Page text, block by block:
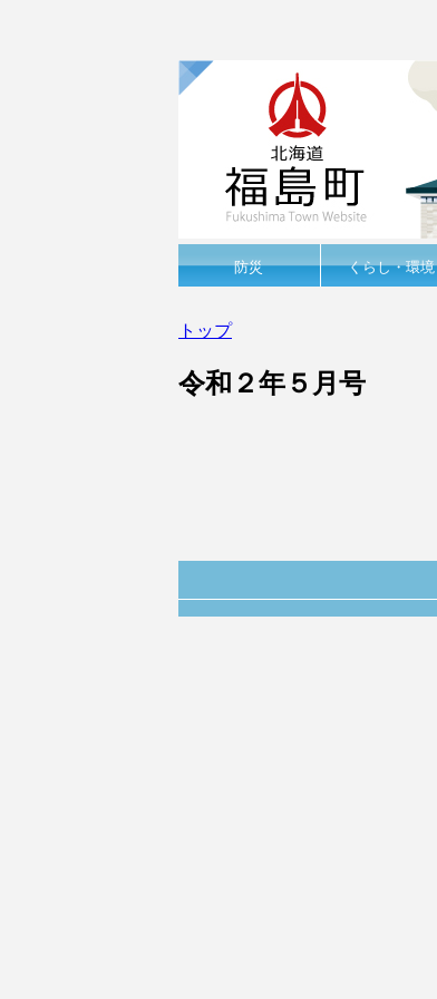
防災 くらし・環境
トップ
令和２年５月号